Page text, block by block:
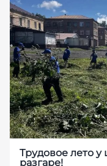
Трудовое лето
разгаре!